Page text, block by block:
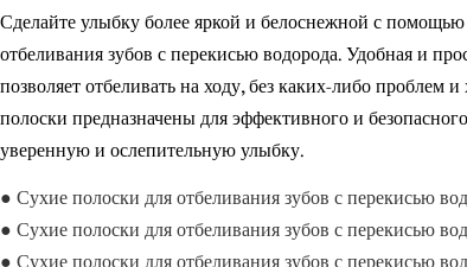
Сделайте улыбку более яркой и белоснежной с
отбеливания зубов с перекисью водорода. Удобная и
позволяет отбеливать на ходу, без каких-либо проблем
полоски предназначены для эффективного и
уверенную и ослепительную улыбку.
● Сухие полоски для отбеливания зубов с перекисью
● Сухие полоски для отбеливания зубов с перекисью
● Сухие полоски для отбеливания зубов с перекисью